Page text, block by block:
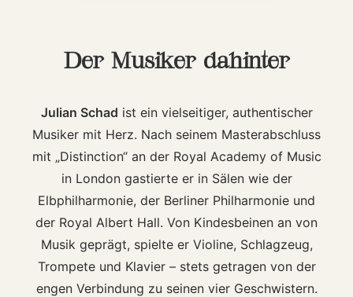
Der Musiker dahinter
Julian Schad ist ein vielseitiger, authentischer
Musiker mit Herz. Nach seinem Masterabschluss
mit „Distinction“ an der Royal Academy of Music
in London gastierte er in Sälen wie der
Elbphilharmonie, der Berliner Philharmonie und
der Royal Albert Hall. Von Kindesbeinen an von
Musik geprägt, spielte er Violine, Schlagzeug,
Trompete und Klavier – stets getragen von der
engen Verbindung zu seinen vier Geschwistern.